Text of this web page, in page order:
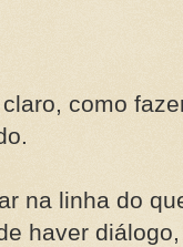
como
na linha do
haver